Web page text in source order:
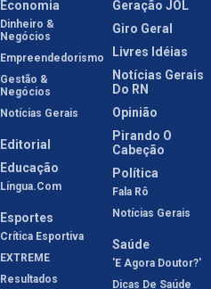
Economia
Dinheiro &
Negócios
Empreendedorismo
Gestão &
Negócios
Notícias Gerais
Editorial
Educação
Língua.com
Esportes
Crítica Esportiva
EXTREME
Resultados
Geração JOL
Giro Geral
Livres Idéias
Notícias Gerais
Do RN
Opinião
Pirando O
Cabeção
Política
Fala Rô
Notícias Gerais
Saúde
'E Agora Doutor?'
Dicas De Saúde